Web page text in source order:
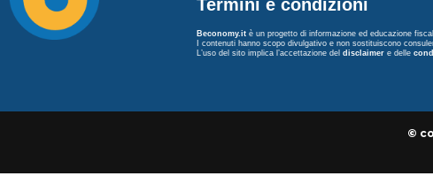
Termini e condizioni
Beconomy.it è un progetto di informazione ed educazione
I contenuti hanno scopo divulgativo e non sostituiscono
L’uso del sito implica l’accettazione deldisclaimer e delle
©